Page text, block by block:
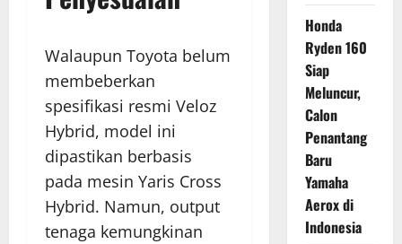
Walaupun Toyota belum
membeberkan
spesifikasi resmi Veloz
Hybrid, model ini
dipastikan berbasis
pada mesin Yaris Cross
Hybrid. Namun, output
tenaga kemungkinan
Honda
Ryden 160
Siap
Meluncur,
Calon
Penantang
Baru
Yamaha
Aerox di
Indonesia